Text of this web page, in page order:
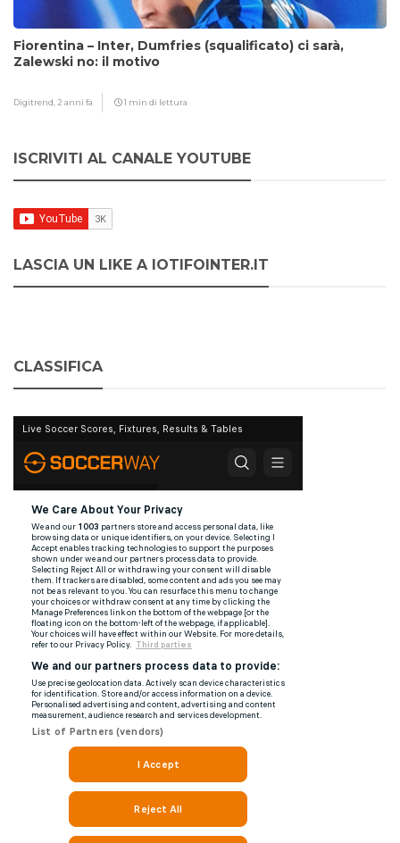
Fiorentina – Inter, Dumfries (squalificato) ci sarà,
Zalewski no: il motivo
Digitrend, 2 anni fa 1 min di lettura
ISCRIVITI AL CANALE YOUTUBE
LASCIA UN LIKE A IOTIFOINTER.IT
CLASSIFICA